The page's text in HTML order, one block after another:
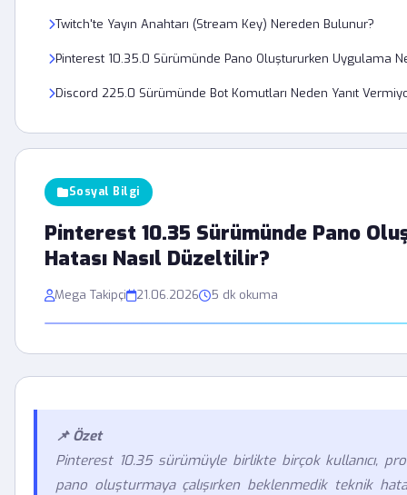
Sosyal Bilgi
Pinterest 10.35 Sürümünde Pano
Hatası Nasıl Düzeltilir?
Mega Takipçi 21.06.2026 5 dk okuma
📌 Özet
Pinterest 10.35 sürümüyle birlikte birçok kullanıcı,
pano oluşturmaya çalışırken beklenmedik teknik
Twitch'te Yayın Anahtarı (Stream Key) Nereden Bulunur?
Pinterest 10.35.0 Sürümünde Pano Oluştururken Uygulama
Discord 225.0 Sürümünde Bot Komutları Neden Yanıt